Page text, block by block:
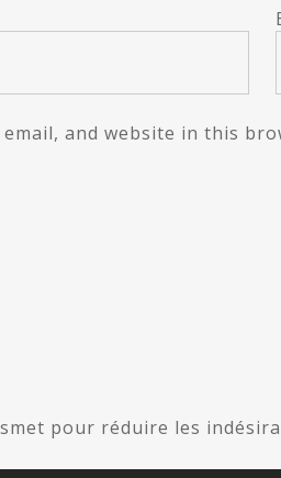
email, and website in this
pour réduire les